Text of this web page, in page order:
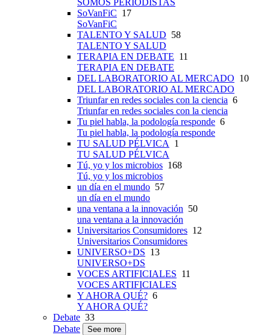
SOMOS PERIODISTAS
SoVanFiC 17
SoVanFiC
TALENTO Y SALUD 58
TALENTO Y SALUD
TERAPIA EN DEBATE 11
TERAPIA EN DEBATE
DEL LABORATORIO AL MERCADO 10
DEL LABORATORIO AL MERCADO
Triunfar en redes sociales con la ciencia 6
Triunfar en redes sociales con la ciencia
Tu piel habla, la podología responde 6
Tu piel habla, la podología responde
TU SALUD PÉLVICA
1
TU SALUD PÉLVICA
Tú, yo y los microbios 168
Tú, yo y los microbios
un día en el mundo 57
un día en el mundo
una ventana a la innovación 50
una ventana a la innovación
Universitarios Consumidores 12
Universitarios Consumidores
UNIVERSO+DS 13
UNIVERSO+DS
VOCES ARTIFICIALES 11
VOCES ARTIFICIALES
Y AHORA QUÉ? 6
Y AHORA QUÉ?
Debate 33
Debate
See more